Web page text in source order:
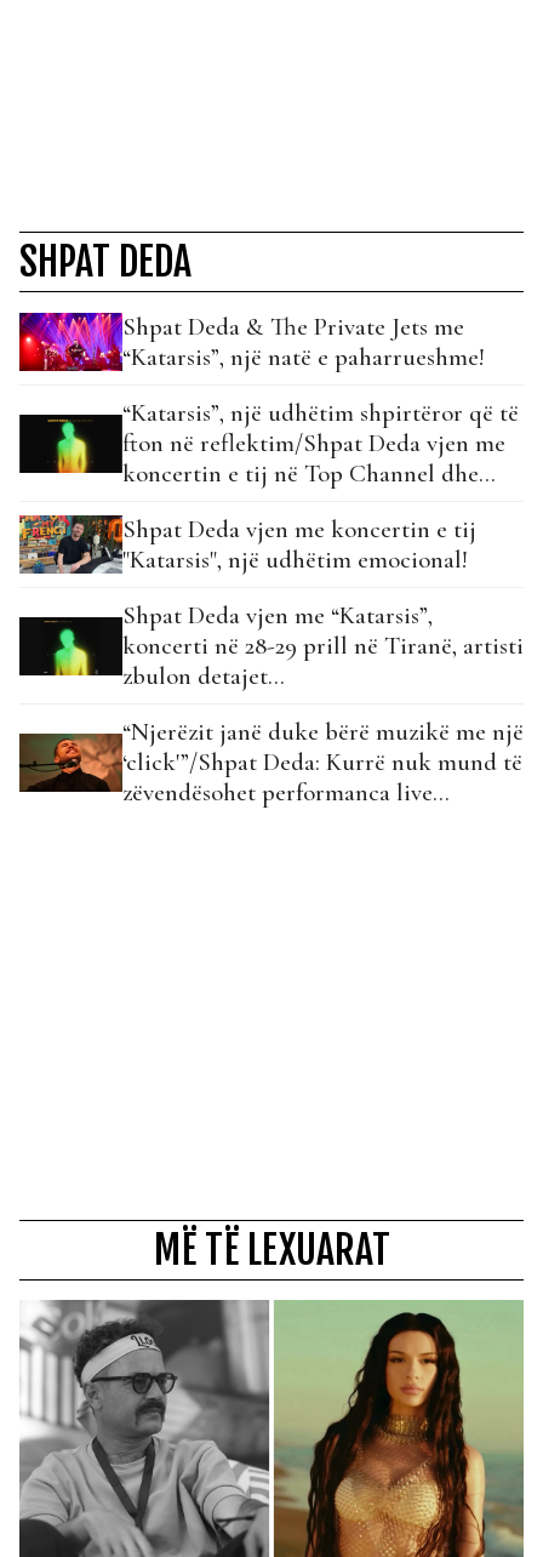
SHPAT DEDA
Shpat Deda & The Private Jets me
“Katarsis”, një natë e paharrueshme!
“Katarsis”, një udhëtim shpirtëror që të
fton në reflektim/Shpat Deda vjen me
koncertin e tij në Top Channel dhe
Shpat Deda vjen me koncertin e tij
"Katarsis", një udhëtim emocional!
Shpat Deda vjen me “Katarsis”,
koncerti në 28-29 prill në Tiranë, artisti
zbulon detajet…
“Njerëzit janë duke bërë muzikë me një
‘click'”/Shpat Deda: Kurrë nuk mund të
zëvendësohet performanca live…
MË TË LEXUARAT